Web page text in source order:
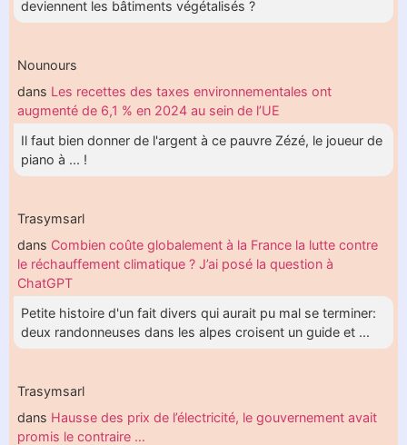
deviennent les bâtiments végétalisés ?
Nounours
dans Les recettes des taxes environnementales ont
augmenté de 6,1 % en 2024 au sein de l’UE
Il faut bien donner de l'argent à ce pauvre Zézé, le joueur de
piano à ... !
Trasymsarl
dans Combien coûte globalement à la France la lutte contre
le réchauffement climatique ? J’ai posé la question à
ChatGPT
Petite histoire d'un fait divers qui aurait pu mal se terminer:
deux randonneuses dans les alpes croisent un guide et ...
Trasymsarl
dans Hausse des prix de l’électricité, le gouvernement avait
promis le contraire …